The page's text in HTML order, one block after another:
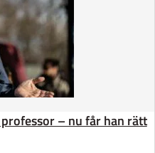
– nu får han rätt